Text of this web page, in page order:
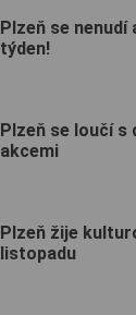
Plzeň se
týden!
Plzeň se loučí s
akcemi
Plzeň žije
listopadu